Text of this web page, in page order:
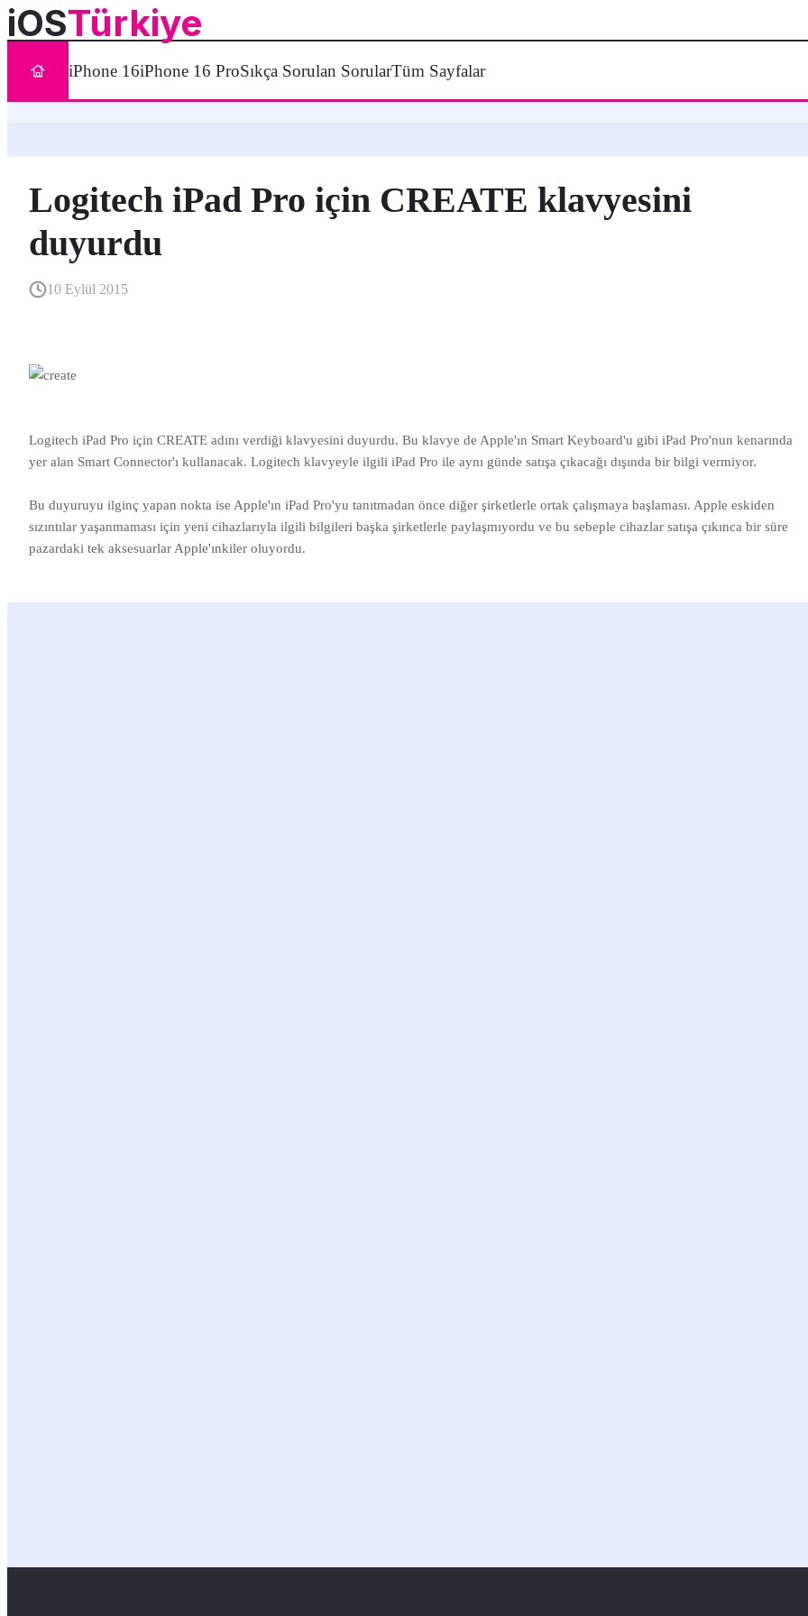
iOSTürkiye
iPhone 16iPhone 16 ProSıkça Sorulan SorularTüm Sayfalar
Logitech iPad Pro için CREATE klavyesini
duyurdu
10 Eylül 2015
Logitech iPad Pro için CREATE adını verdiği klavyesini duyurdu. Bu klavye de Apple'ın Smart Keyboard'u gibi iPad Pro'nun kenarında
yer alan Smart Connector'ı kullanacak. Logitech klavyeyle ilgili iPad Pro ile aynı günde satışa çıkacağı dışında bir bilgi vermiyor.
Bu duyuruyu ilginç yapan nokta ise Apple'ın iPad Pro'yu tanıtmadan önce diğer şirketlerle ortak çalışmaya başlaması. Apple eskiden
sızıntılar yaşanmaması için yeni cihazlarıyla ilgili bilgileri başka şirketlerle paylaşmıyordu ve bu sebeple cihazlar satışa çıkınca bir süre
pazardaki tek aksesuarlar Apple'ınkiler oluyordu.